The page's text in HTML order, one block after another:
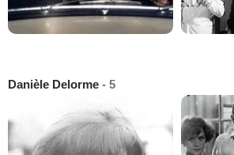
Danièle Delorme - 5